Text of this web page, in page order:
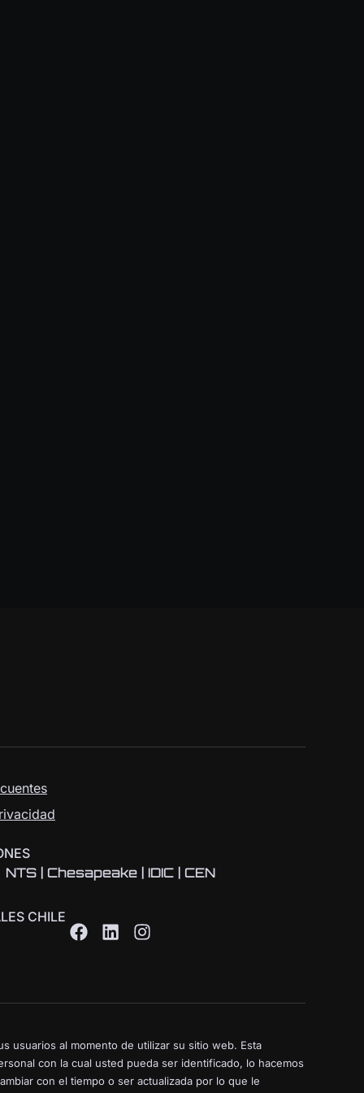
NTS | Chesapeake | IDIC | CEN
CHILE
usuarios al momento de utilizar su sitio web. Esta
con la cual usted pueda ser identificado, lo hacemos
con el tiempo o ser actualizada por lo que le